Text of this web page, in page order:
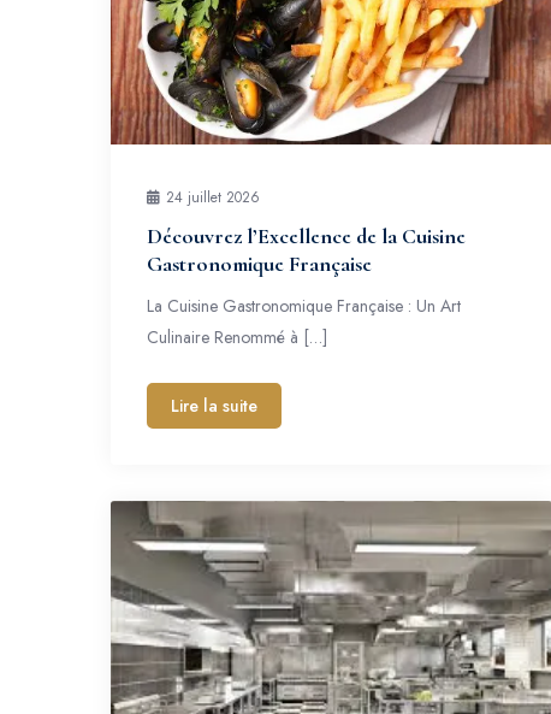
24 juillet 2026
Découvrez l’Excellence de la Cuisine
Gastronomique Française
La Cuisine Gastronomique Française : Un Art
Culinaire Renommé à […]
Lire la suite